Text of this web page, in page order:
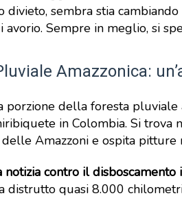
divieto, sembra stia
avorio. Sempre in meglio, si
Amazzonica:
porzione della foresta
in Colombia. Si trova
Amazzoni e ospita pitture
notizia contro il
distrutto quasi 8.000